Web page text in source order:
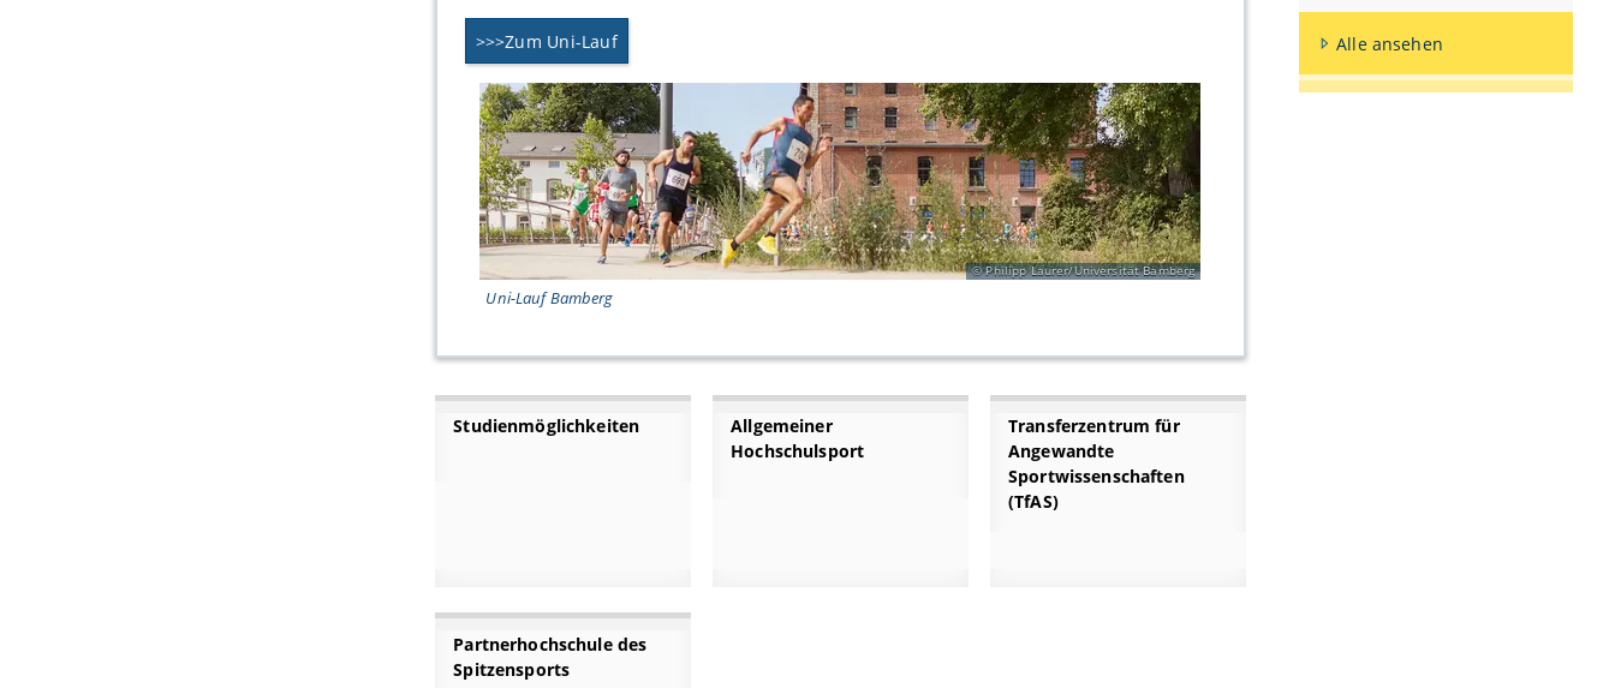
>>>Zum Uni-Lauf
Philipp Laurer/Universität Bamberg
Uni-Lauf Bamberg
Studienmöglichkeiten
Allgemeiner
Hochschulsport
Transferzentrum für
Angewandte
Sportwissenschaften
(TfAS)
Partnerhochschule des
Spitzensports
Alle ansehen